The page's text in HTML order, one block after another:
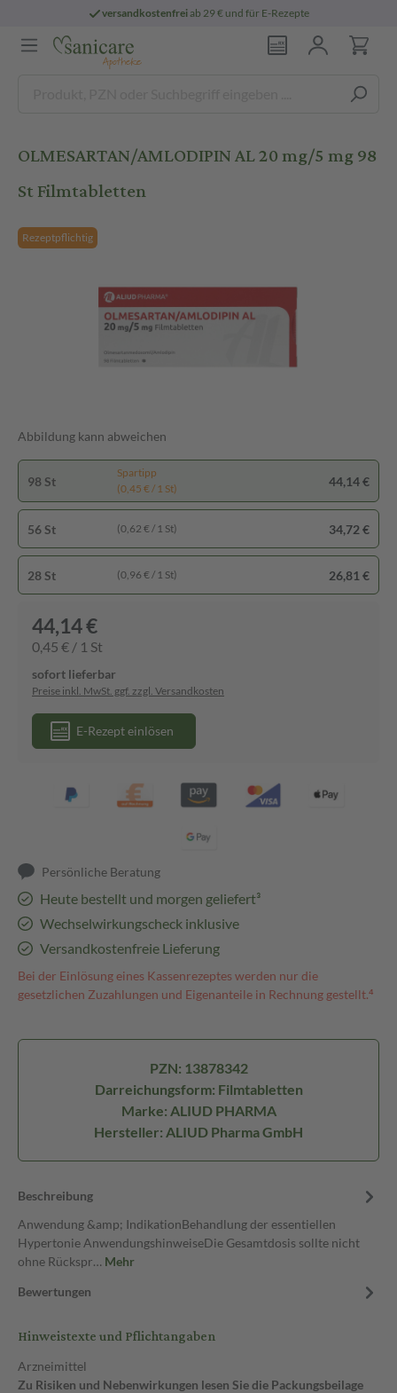
versandkostenfreiab 29 € und für E-Rezepte
OLMESARTAN/AMLODIPIN AL 20 mg/5 mg 98
St Filmtabletten
Rezeptpflichtig
Abbildung kann abweichen
98 St
Spartipp
(0,45 € / 1 St)
44,14 €
56 St (0,62 € / 1 St) 34,72 €
28 St (0,96 € / 1 St) 26,81 €
44,14 €
0,45 € / 1 St
sofort lieferbar
Preise inkl. MwSt. ggf. zzgl. Versandkosten
E-Rezept einlösen
Persönliche Beratung
Heute bestellt und morgen geliefert³
Wechselwirkungscheck inklusive
Versandkostenfreie Lieferung
Bei der Einlösung eines Kassenrezeptes werden nur die
gesetzlichen Zuzahlungen und Eigenanteile in Rechnung gestellt.⁴
PZN: 13878342
Darreichungsform: Filmtabletten
Marke: ALIUD PHARMA
Hersteller: ALIUD Pharma GmbH
Beschreibung
Anwendung &amp; IndikationBehandlung der essentiellen
Hypertonie AnwendungshinweiseDie Gesamtdosis sollte nicht
ohne Rückspr… Mehr
Bewertungen
Hinweistexte und Pflichtangaben
Arzneimittel
Zu Risiken und Nebenwirkungen lesen Sie die Packungsbeilage